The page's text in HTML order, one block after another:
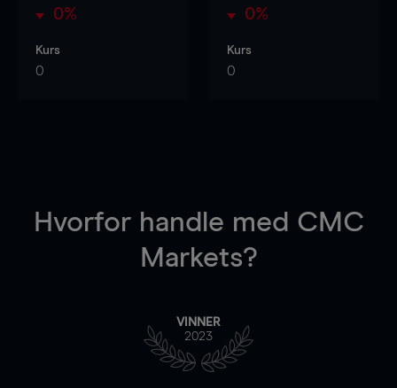
0%
Kurs
0
0%
Kurs
0
Hvorfor handle med CMC
Markets?
VINNER
2023